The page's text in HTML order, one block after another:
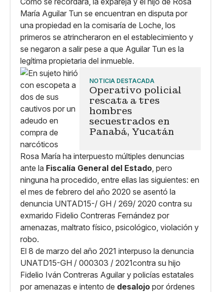
María Aguilar Tun se encuentran en disputa por
una propiedad en la comisaría de Loche, los
primeros se atrincheraron en el establecimiento y
se negaron a salir pese a que Aguilar Tun es la
legítima propietaria del inmueble.
NOTICIA DESTACADA
Operativo policial
rescata a tres
hombres
secuestrados en
Panabá, Yucatán
Rosa María ha interpuesto múltiples denuncias
ante la Fiscalía General del Estado, pero
ninguna ha procedido, entre ellas las siguientes: en
el mes de febrero del año 2020 se asentó la
denuncia UNTAD15-/ GH / 269/ 2020 contra su
exmarido Fidelio Contreras Fernández por
amenazas, maltrato físico, psicológico, violación y
robo.
El 8 de marzo del año 2021 interpuso la denuncia
UNATD15-GH / 000303 / 2021contra su hijo
Fidelio Iván Contreras Aguilar y policías estatales
por amenazas e intento de desalojo por órdenes